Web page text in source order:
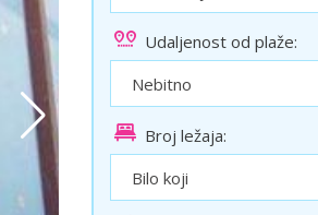
Solun polazak iz Niša
Temišvar polazak iz Niša
Udaljenost od plaže:
Broj ležaja: